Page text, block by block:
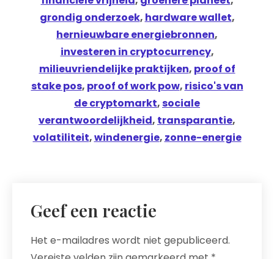
grondig onderzoek, hardware wallet,
hernieuwbare energiebronnen,
investeren in cryptocurrency,
milieuvriendelijke praktijken, proof of
stake pos, proof of work pow, risico's van
de cryptomarkt,sociale
verantwoordelijkheid, transparantie,
volatiliteit,windenergie, zonne-energie
Geef een reactie
Het e-mailadres wordt niet gepubliceerd.